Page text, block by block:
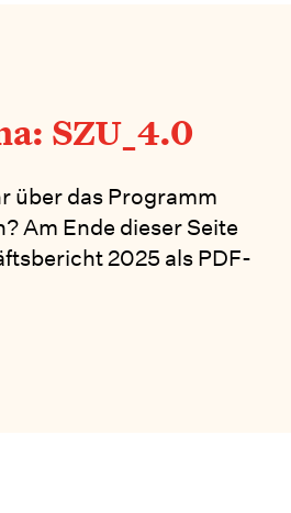
SZU_4.0
über das Programm
Am Ende dieser Seite
2025 als PDF-